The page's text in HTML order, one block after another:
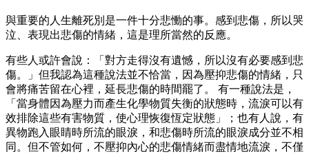
與重要的人生離死別是一件十分悲慟的事。感到悲傷，所以哭
泣、表現出悲傷的情緒，這是理所當然的反應。
有些人或許會說：「對方走得沒有遺憾，所以沒有必要感到悲
傷。」但我認為這種說法並不恰當，因為壓抑悲傷的情緒，只
會將痛苦留在心裡，延長悲傷的時間罷了。 有一種說法是，
「當身體因為壓力而產生化學物質失衡的狀態時，流淚可以有
效排除這些有害物質，使心理恢復恆定狀態」；也有人說，有
異物跑入眼睛時所流的眼淚，和悲傷時所流的眼淚成分並不相
同。但不管如何，不壓抑內心的悲傷情緒而盡情地流淚，不僅